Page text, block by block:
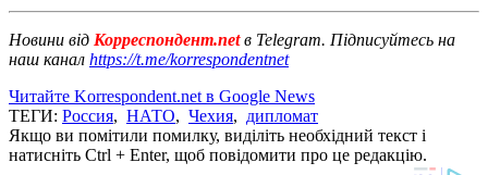
Новини від Корреспондент.netв Telegram. Підписуйтесь на
наш канал https://t.me/korrespondentnet
Читайте Korrespondent.net в Google News
ТЕГИ: Россия, НАТО, Чехия, дипломат
Якщо ви помітили помилку, виділіть необхідний текст і
натисніть Ctrl + Enter, щоб повідомити про це редакцію.